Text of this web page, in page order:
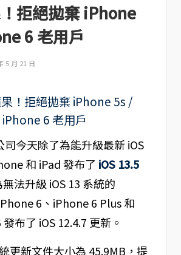
拒絕拋棄 iPhone
6 老用戶
5 月 21 日
今天除了為能升級最新 iOS
和 iPad 發布了 iOS 13.5
法升級 iOS 13 系統的
6、iPhone 6 Plus 和
布了 iOS 12.4.7 更新。
更新文件大小為 45.9MB，提